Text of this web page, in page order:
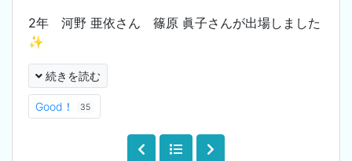
2年 河野 亜依さん 篠原 眞子さんが出場しました
✨
続きを読む
Good！ 35